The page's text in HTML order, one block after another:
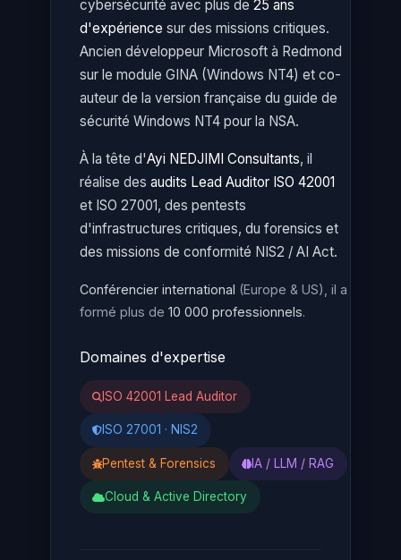
cybersécurité avec plus de 25 ans
d'expérience sur des missions critiques.
Ancien développeur Microsoft à Redmond
sur le module GINA (Windows NT4) et co-
auteur de la version française du guide de
sécurité Windows NT4 pour la NSA.
À la tête d'Ayi NEDJIMI Consultants, il
réalise des audits Lead Auditor ISO 42001
et ISO 27001, des pentests
d'infrastructures critiques, du forensics et
des missions de conformité NIS2 / AI Act.
Conférencier international (Europe & US), il a
formé plus de 10 000 professionnels.
Domaines d'expertise
ISO 42001 Lead Auditor
ISO 27001 · NIS2
Pentest & Forensics IA / LLM / RAG
Cloud & Active Directory